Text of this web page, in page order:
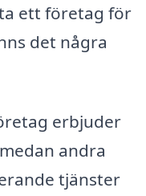
ett företag för
det några
erbjuder
andra
tjänster